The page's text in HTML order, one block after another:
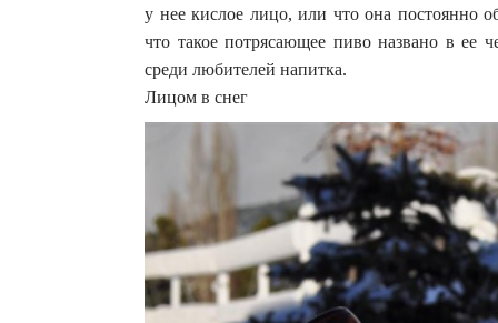
у нее кислое лицо, или что она постоянно
что такое потрясающее пиво названо в ее
среди любителей напитка.
Лицом в снег